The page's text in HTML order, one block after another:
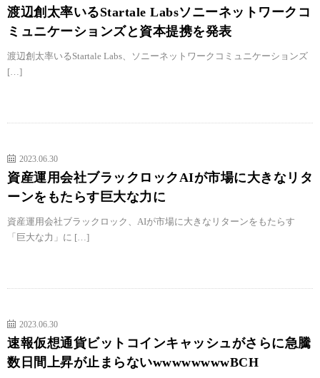
渡辺創太率いるStartale Labsソニーネットワークコ
ミュニケーションズと資本提携を発表
渡辺創太率いるStartale Labs、ソニーネットワークコミュニケーションズ
[…]
2023.06.30
資産運用会社ブラックロックAIが市場に大きなリタ
ーンをもたらす巨大な力に
資産運用会社ブラックロック、AIが市場に大きなリターンをもたらす
「巨大な力」に […]
2023.06.30
速報仮想通貨ビットコインキャッシュがさらに急騰
数日間上昇が止まらないwwwwwwwwBCH